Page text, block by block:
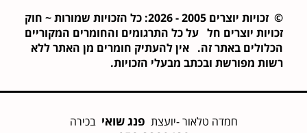
© זכויות יוצרים 2005 - 2026: כל הזכויות שמורות ~ חוק
זכויות יוצרים חל על כל התרגומים והחומרים המקוריים
הכלולים באתר זה. אין להעתיק חומרים מן האתר ללא
רשות מפורשת ובכתב מבעלי הזכויות.
חמדה טלאור -יועצת פנג שואי בכירה